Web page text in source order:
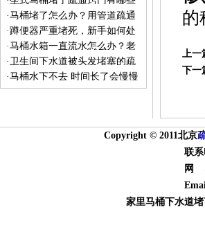
·马桶堵了怎么办？用管道疏通
剂能通吗？
·蹲便器严重堵死，新手如何处
理
·马桶水箱一直流水怎么办？老
师傅告诉你实用的检修方法
·卫生间下水道被头发堵塞的疏
通方法
·马桶水下不去 时间长了会慢慢
的
上一
下一
Copyright © 2011北京
联系电话：
网 址
Email
家里马桶下水道堵